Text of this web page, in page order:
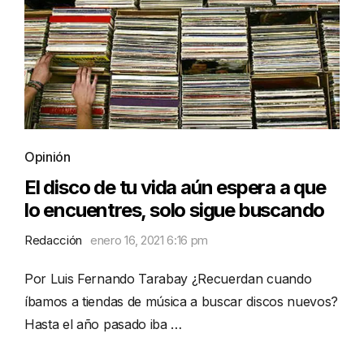
Opinión
El disco de tu vida aún espera a que
lo encuentres, solo sigue buscando
Redacción enero 16, 2021 6:16 pm
Por Luis Fernando Tarabay ¿Recuerdan cuando
íbamos a tiendas de música a buscar discos nuevos?
Hasta el año pasado iba …